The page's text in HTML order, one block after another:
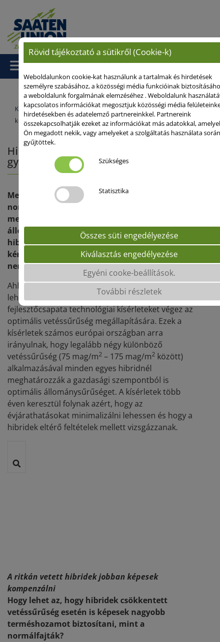
Kezdőlap/Szakmai anyagok/ Hibridbúza vetésnormája - A
kevesebb gyakran több
Hibridbúza vetésnormája - A kevesebb
gyakran több
Mennyire lehet hibridbúza esetén a vetési
normát csökkenteni és milyen az ennek
megfelelő, gazdaságilag is optimális
állománykezelési stratégia? Félicien Bullot,
hibridbúza nemzetközi termékmenedzser e
kérdések megválaszolásánál nagyszámú
nemzetközi kísérletre tud hivatkozni.
Ahhoz, hogy a lehető legalaposabb ajánlásokat
lehessen megtenni a SAATEN-UNION
fejlesztőcsapata technológiai kísérleteket végez az
optimális vetéssűrűség megállapítására. Ezek a
kísérletek számos európai országban arra
irányulnak, hogy legalább négy különböző
vetéssűrűség (75 mag/m2 – 175 mag/m2 között)
alkalmazásával minden egyes hibridnél
meghatározzák a gazdasági szempontból is
optimális állománysűrűséget. A kísérletek több
éven keresztül folynak azért, hogy az
évjárathatásokat minimalizálni lehessen és hogy a
hibridek eltérő feltételek mellett vizsgázzanak.
A ritkán vetett hibridek jobban képesek
kompenzálni
Hogy lehet az, hogy hibridek csökkentett
vetéssűrűség esetén is képesek nagyobb
terméshozamot biztosítani, mint a
normálfajták?
Rövid tájékoztató a sütikről (Cookie-k)
Weboldalunkon cookie-kat használunk a tartalmak és hirdetések
személyre szabásához, a közösségi média funkcióinak
a weboldalunk forgalmának elemzéséhez . Weboldalunk
kapcsolatos információkat megosztjuk közösségi média
hirdetésekben és adatelemző partnereinkkel. Partnereink
összekapcsolhatják ezeket az információkat más adatokkal,
Ön megadott nekik, vagy amelyeket a szolgáltatás használata során
gyűjtöttek.
Szükséges
Statisztika
Összes süti engedélyezése
Kiválasztás engedélyezése
Egyéni cooke-beállítások.
További részletek